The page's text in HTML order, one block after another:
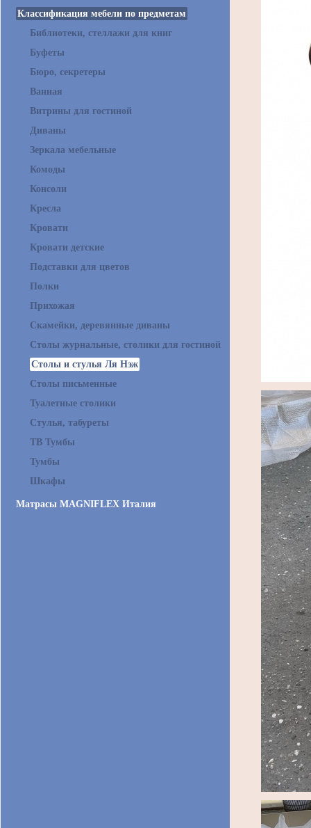
Классификация мебели по предметам
Библиотеки, стеллажи для книг
Буфеты
Бюро, секретеры
Ванная
Витрины для гостиной
Диваны
Зеркала мебельные
Комоды
Консоли
Кресла
Кровати
Кровати детские
Подставки для цветов
Полки
Прихожая
Скамейки, деревянные диваны
Столы журнальные, столики для гостиной
Столы и стулья Ля Нэж
Столы письменные
Туалетные столики
Стулья, табуреты
ТВ Тумбы
Тумбы
Шкафы
Матрасы MAGNIFLEX Италия